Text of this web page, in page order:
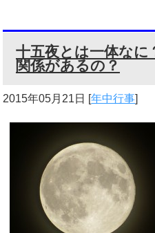
十五夜とは一体なに
関係があるの？
2015年05月21日 [年中行事]